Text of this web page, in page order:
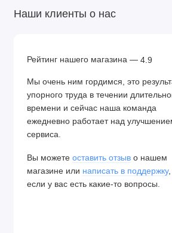
Наши клиенты о нас
Рейтинг нашего магазина — 4.9
Мы очень ним гордимся, это
упорного труда в течении
времени и сейчас наша команда
ежедневно работает над
сервиса.
Вы можете оставить отзыв о нашем
магазине или написать в поддержку,
если у вас есть какие-то вопросы.